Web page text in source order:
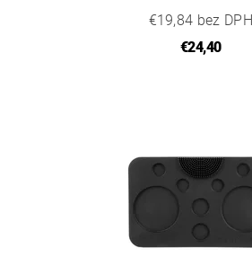
€19,84 bez DPH
€24,40